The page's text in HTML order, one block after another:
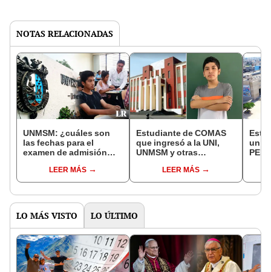
NOTAS RELACIONADAS
UNMSM: ¿cuáles son
las fechas para el
examen de admisión
LEER MÁS
Estudiante de COMAS
que ingresó a la UNI,
UNMSM y otras
años, busca ir a Harvard
LEER MÁS
Esta
LO MÁS VISTO LO ÚLTIMO